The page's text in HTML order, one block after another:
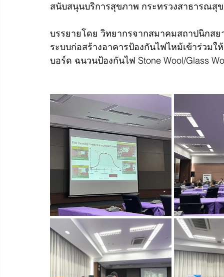
สนับสนุนบริการสุขภาพ กระทรวงสาธารณสุข
บรรยายโดย วิทยากรจากสมาคมสถาปนิกส
ระบบก่อสร้างอาคารป้องกันไฟไหม้เข้าร่วม
บอร์ด ฉนวนป้องกันไฟ Stone Wool/Glass